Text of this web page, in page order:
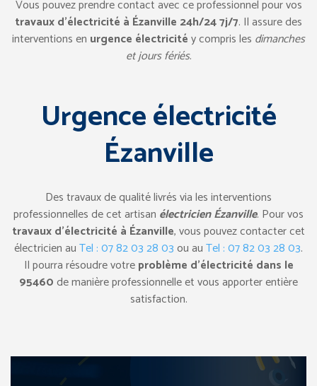
Vous pouvez prendre contact avec ce professionnel pour vos
travaux d’électricité à Ézanville 24h/24 7j/7. Il assure des
interventions en urgence électricitéy compris les dimanches
et jours fériés.
Urgence électricité
Ézanville
Des travaux de qualité livrés via les interventions
professionnelles de cet artisan électricien Ézanville. Pour vos
travaux d’électricité à Ézanville, vous pouvez contacter cet
électricien auTel : 07 82 03 28 03ou auTel : 07 82 03 28 03.
Il pourra résoudre votreproblème d’électricité dans le
95460de manière professionnelle et vous apporter entière
satisfaction.